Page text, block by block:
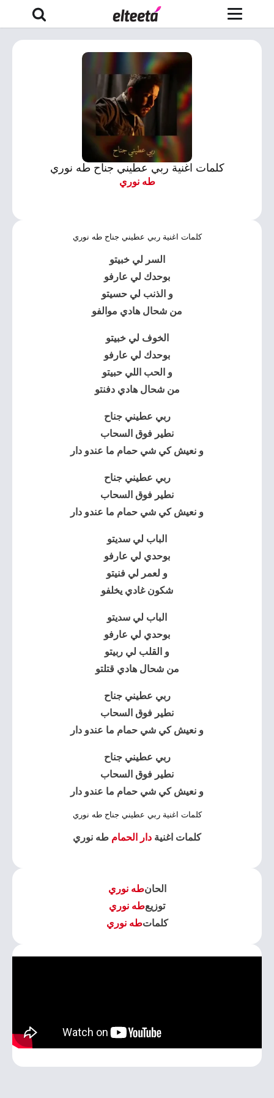
كلمات اغنية ربي عطيني جناح طه نوري
طه نوري
كلمات اغنية ربي عطيني جناح طه نوري
السر لي خبيتو
بوحدك لي عارفو
و الذنب لي حسيتو
من شحال هادي موالفو
الخوف لي خبيتو
بوحدك لي عارفو
و الحب اللي حبيتو
من شحال هادي دفنتو
ربي عطيني جناح
نطير فوق السحاب
و نعيش كي شي حمام ما عندو دار
ربي عطيني جناح
نطير فوق السحاب
و نعيش كي شي حمام ما عندو دار
الباب لي سديتو
بوحدي لي عارفو
و لعمر لي فنيتو
شكون غادي يخلفو
الباب لي سديتو
بوحدي لي عارفو
و القلب لي ربيتو
من شحال هادي قتلتو
ربي عطيني جناح
نطير فوق السحاب
و نعيش كي شي حمام ما عندو دار
ربي عطيني جناح
نطير فوق السحاب
و نعيش كي شي حمام ما عندو دار
كلمات اغنية ربي عطيني جناح طه نوري
كلمات اغنية دار الحمام طه نوري
الحانطه نوري
توزيعطه نوري
كلماتطه نوري